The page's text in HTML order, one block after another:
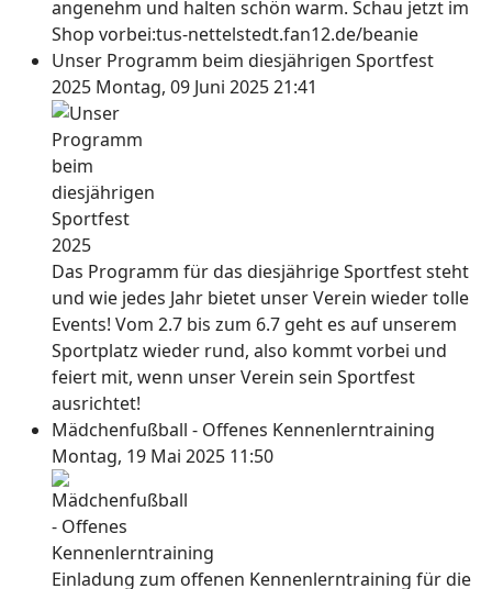
angenehm und halten schön warm. Schau jetzt im
Shop vorbei:tus-nettelstedt.fan12.de/beanie
Unser Programm beim diesjährigen Sportfest
2025 Montag, 09 Juni 2025 21:41
Das Programm für das diesjährige Sportfest steht
und wie jedes Jahr bietet unser Verein wieder tolle
Events! Vom 2.7 bis zum 6.7 geht es auf unserem
Sportplatz wieder rund, also kommt vorbei und
feiert mit, wenn unser Verein sein Sportfest
ausrichtet!
Mädchenfußball - Offenes Kennenlerntraining
Montag, 19 Mai 2025 11:50
Einladung zum offenen Kennenlerntraining für die